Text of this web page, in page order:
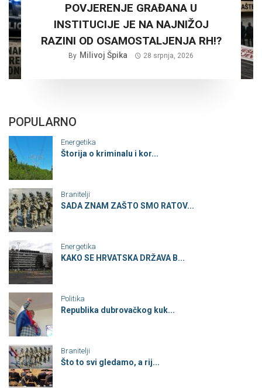
POVJERENJE GRAĐANA U
INSTITUCIJE JE NA NAJNIŽOJ
RAZINI OD OSAMOSTALJENJA RH!?
By Milivoj Špika 28 srpnja, 2026
POPULARNO
Energetika
Štorija o kriminalu i kor...
Branitelji
SADA ZNAM ZAŠTO SMO RATOV...
Energetika
KAKO SE HRVATSKA DRŽAVA B...
Politika
Republika dubrovačkog kuk...
Branitelji
Što to svi gledamo, a rij...